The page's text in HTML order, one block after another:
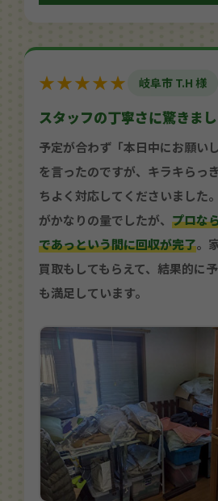
★★★★★ 岐阜市 T.H 様
スタッフの丁寧さに驚きま
予定が合わず「本日中にお願い
を言ったのですが、キラキらっ
ちよく対応してくださいました
がかなりの量でしたが、 プロな
であっという間に回収が完了。
買取もしてもらえて、結果的に
も満足しています。